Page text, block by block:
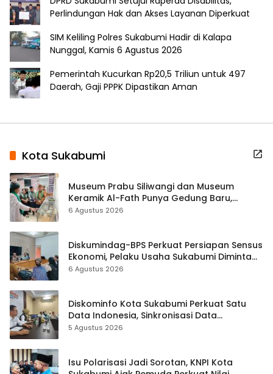
Perlindungan Hak dan Akses Layanan Diperkuat
SIM Keliling Polres Sukabumi Hadir di Kalapa
Nunggal, Kamis 6 Agustus 2026
Pemerintah Kucurkan Rp20,5 Triliun untuk 497
Daerah, Gaji PPPK Dipastikan Aman
Kota Sukabumi
Museum Prabu Siliwangi dan Museum
Keramik Al-Fath Punya Gedung Baru,
Hampir 500 Koleksi Dipisahkan
6 Agustus 2026
Diskumindag-BPS Perkuat Persiapan Sensus
Ekonomi, Pelaku Usaha Sukabumi Diminta
Terbuka Beri Data
6 Agustus 2026
Diskominfo Kota Sukabumi Perkuat Satu
Data Indonesia, Sinkronisasi Data
Kewilayahan Dikebut
5 Agustus 2026
Isu Polarisasi Jadi Sorotan, KNPI Kota